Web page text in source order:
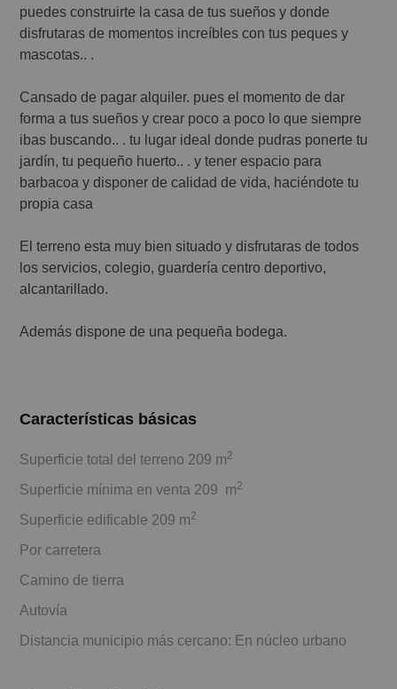
puedes construirte la casa de tus sueños y donde
disfrutaras de momentos increíbles con tus peques y
mascotas.. .
Cansado de pagar alquiler. pues el momento de dar
forma a tus sueños y crear poco a poco lo que siempre
ibas buscando.. . tu lugar ideal donde pudras ponerte tu
jardín, tu pequeño huerto.. . y tener espacio para
barbacoa y disponer de calidad de vida, haciéndote tu
propia casa
El terreno esta muy bien situado y disfrutaras de todos
los servicios, colegio, guardería centro deportivo,
alcantarillado.
Además dispone de una pequeña bodega.
Características básicas
Superficie total del terreno 209 m2
Superficie mínima en venta 209 m2
Superficie edificable 209 m2
Por carretera
Camino de tierra
Autovía
Distancia municipio más cercano: En núcleo urbano